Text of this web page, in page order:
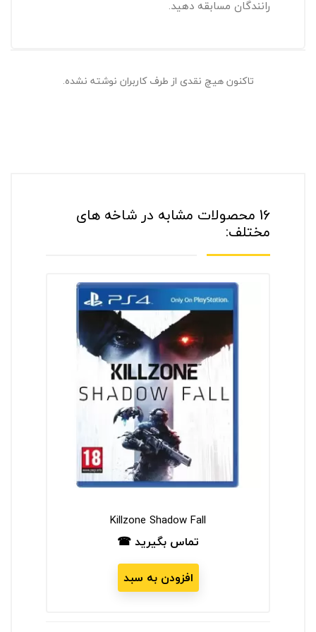
رانندگان مسابقه دهید.
تاکنون هیچ نقدی از طرف کاربران نوشته نشده.
16 محصولات مشابه در شاخه های
مختلف:
Killzone Shadow Fall
قیمت
تماس بگیرید ☎
افزودن به سبد